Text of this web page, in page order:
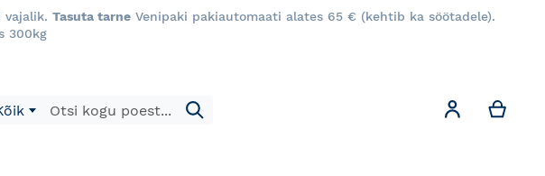
vajalik. Tasuta tarne Venipaki pakiautomaati alates 65 € (kehtib ka söötadele).
300kg
Otsi
Otsi
Minu konto